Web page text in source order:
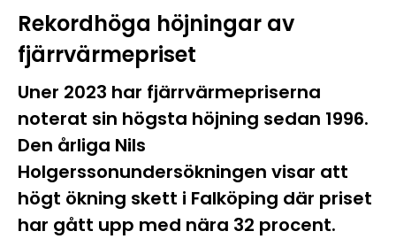
Rekordhöga höjningar av
fjärrvärmepriset
Uner 2023 har fjärrvärmepriserna
noterat sin högsta höjning sedan 1996.
Den årliga Nils
Holgerssonundersökningen visar att
högt ökning skett i Falköping där priset
har gått upp med nära 32 procent.